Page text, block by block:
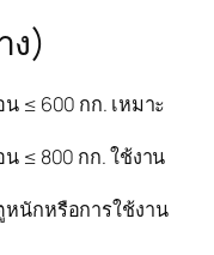
ง)
≤ 600 กก. เหมาะ
≤ 800 กก. ใช้งาน
นักหรือการใช้งาน